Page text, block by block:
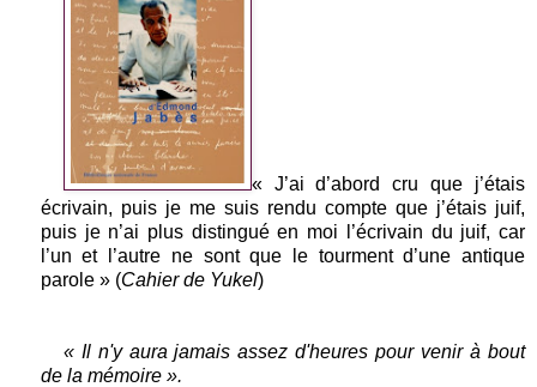
« J’ai d’abord cru que j’étais
écrivain, puis je me suis rendu compte que j’étais juif,
puis je n’ai plus distingué en moi l’écrivain du juif, car
l’un et l’autre ne sont que le tourment d’une antique
parole » (Cahier de Yukel)
« Il n'y aura jamais assez d'heures pour venir à bout
de la mémoire ».